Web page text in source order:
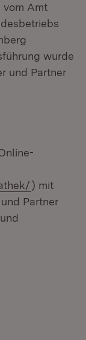
vom Amt
wurde
und Partner
(Öffnet in
) mit
Partner